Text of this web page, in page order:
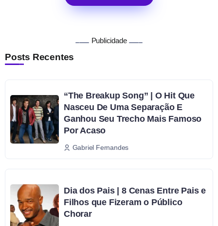
Publicidade
Posts Recentes
“The Breakup Song” | O Hit Que
Nasceu De Uma Separação E
Ganhou Seu Trecho Mais Famoso
Por Acaso
Gabriel Fernandes
Dia dos Pais | 8 Cenas Entre Pais e
Filhos que Fizeram o Público
Chorar